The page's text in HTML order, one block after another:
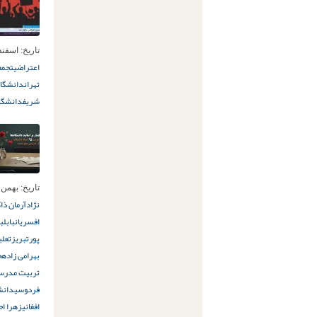
تاریخ: اسفند 4ام,
اعتراضی
تهران
شریف
تاریخ: بهمن 24ام, 1402
نژادآرمان
افسریانبابل
پورتبریز
بهرامی زاده
تربیت
فردوسی
افغانیزهرا